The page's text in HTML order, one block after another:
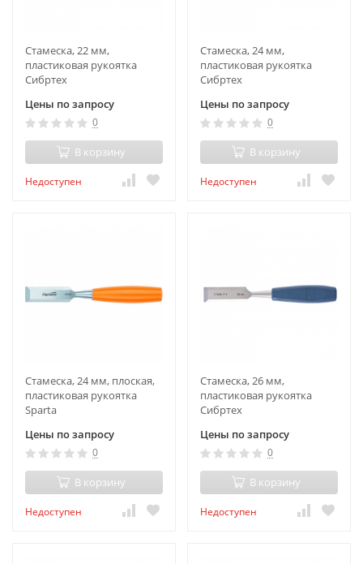
Стамеска, 22 мм,
пластиковая рукоятка
Сибртех
Цены по запросу
0
В корзину
Недоступен
Стамеска, 24 мм,
пластиковая рукоятка
Сибртех
Цены по запросу
0
В корзину
Недоступен
Стамеска, 24 мм, плоская,
пластиковая рукоятка
Sparta
Цены по запросу
0
В корзину
Недоступен
Стамеска, 26 мм,
пластиковая рукоятка
Сибртех
Цены по запросу
0
В корзину
Недоступен